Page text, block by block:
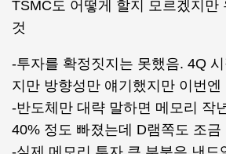
TSMC도 어떻게 할지 모르겠지만
것
-투자를 확정짓지는 못했음. 4Q
지만 방향성만 얘기했지만 이번엔
-반도체만 대략 말하면 메모리 작
40% 정도 빠졌는데 D램쪽도 조금